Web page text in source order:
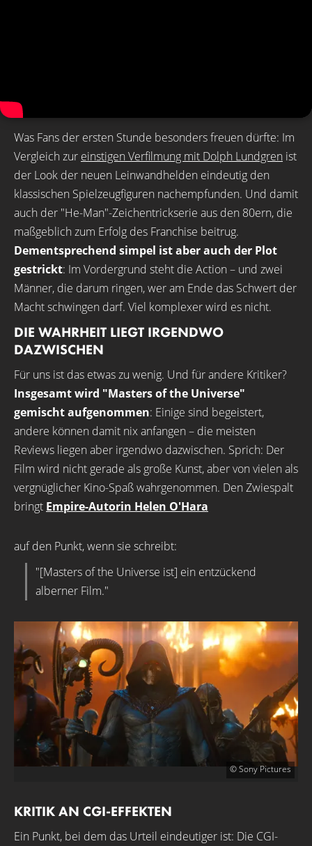
Was Fans der ersten Stunde besonders freuen dürfte: Im
Vergleich zur einstigen Verfilmung mit Dolph Lundgren ist
der Look der neuen Leinwandhelden eindeutig den
klassischen Spielzeugfiguren nachempfunden. Und damit
auch der "He-Man"-Zeichentrickserie aus den 80ern, die
maßgeblich zum Erfolg des Franchise beitrug.
Dementsprechend simpel ist aber auch der Plot
gestrickt: Im Vordergrund steht die Action – und zwei
Männer, die darum ringen, wer am Ende das Schwert der
Macht schwingen darf. Viel komplexer wird es nicht.
DIE WAHRHEIT LIEGT IRGENDWO
DAZWISCHEN
Für uns ist das etwas zu wenig. Und für andere Kritiker?
Insgesamt wird "Masters of the Universe"
gemischt aufgenommen: Einige sind begeistert,
andere können damit nix anfangen – die meisten
Reviews liegen aber irgendwo dazwischen. Sprich: Der
Film wird nicht gerade als große Kunst, aber von vielen als
vergnüglicher Kino-Spaß wahrgenommen. Den Zwiespalt
bringt Empire-Autorin Helen O'Hara
auf den Punkt, wenn sie schreibt:
"[Masters of the Universe ist] ein entzückend
alberner Film."
© Sony Pictures
KRITIK AN CGI-EFFEKTEN
Ein Punkt, bei dem das Urteil eindeutiger ist: Die CGI-